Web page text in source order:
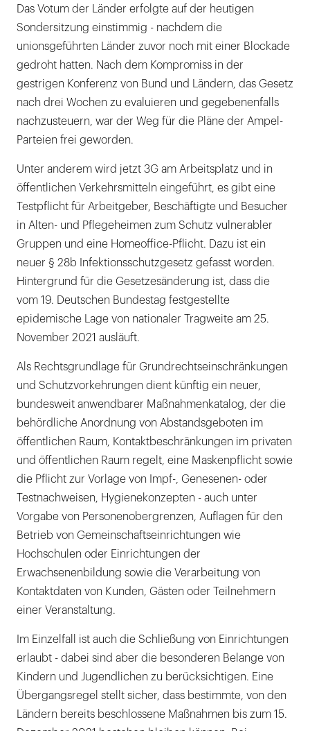
Das Votum der Länder erfolgte auf der heutigen
Sondersitzung einstimmig - nachdem die
unionsgeführten Länder zuvor noch mit einer Blockade
gedroht hatten. Nach dem Kompromiss in der
gestrigen Konferenz von Bund und Ländern, das Gesetz
nach drei Wochen zu evaluieren und gegebenenfalls
nachzusteuern, war der Weg für die Pläne der Ampel-
Parteien frei geworden.
Unter anderem wird jetzt 3G am Arbeitsplatz und in
öffentlichen Verkehrsmitteln eingeführt, es gibt eine
Testpflicht für Arbeitgeber, Beschäftigte und Besucher
in Alten- und Pflegeheimen zum Schutz vulnerabler
Gruppen und eine Homeoffice-Pflicht. Dazu ist ein
neuer § 28b Infektionsschutzgesetz gefasst worden.
Hintergrund für die Gesetzesänderung ist, dass die
vom 19. Deutschen Bundestag festgestellte
epidemische Lage von nationaler Tragweite am 25.
November 2021 ausläuft.
Als Rechtsgrundlage für Grundrechtseinschränkungen
und Schutzvorkehrungen dient künftig ein neuer,
bundesweit anwendbarer Maßnahmenkatalog, der die
behördliche Anordnung von Abstandsgeboten im
öffentlichen Raum, Kontaktbeschränkungen im privaten
und öffentlichen Raum regelt, eine Maskenpflicht sowie
die Pflicht zur Vorlage von Impf-, Genesenen- oder
Testnachweisen, Hygienekonzepten - auch unter
Vorgabe von Personenobergrenzen, Auflagen für den
Betrieb von Gemeinschaftseinrichtungen wie
Hochschulen oder Einrichtungen der
Erwachsenenbildung sowie die Verarbeitung von
Kontaktdaten von Kunden, Gästen oder Teilnehmern
einer Veranstaltung.
Im Einzelfall ist auch die Schließung von Einrichtungen
erlaubt - dabei sind aber die besonderen Belange von
Kindern und Jugendlichen zu berücksichtigen. Eine
Übergangsregel stellt sicher, dass bestimmte, von den
Ländern bereits beschlossene Maßnahmen bis zum 15.